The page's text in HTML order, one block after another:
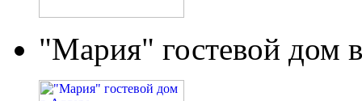
"Мария" гостевой дом